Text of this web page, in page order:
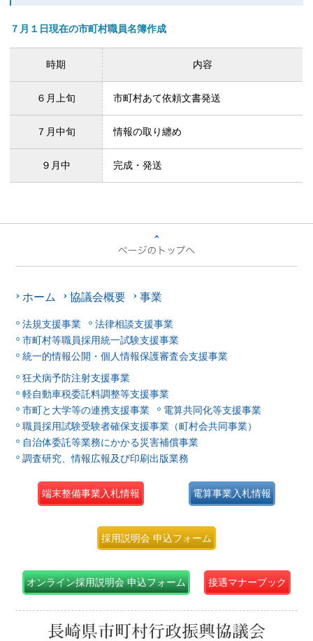
７月１日現在の市町村職員名簿作成
時期 内容
６月上旬 市町村あて依頼文書発送
７月中旬 情報の取り纏め
９月中 完成・発送
ホーム 協議会概要 事業
法規支援事業
法律相談支援事業
市町村等職員採用統一試験支援事業
統一的情報公開・個人情報保護審査会支援事業
狂犬病予防注射支援事業
軽自動車税委託料調整等支援事業
市町と大学等の連携支援事業
電算共同化等支援事業
職員採用試験受験者確保支援事業（町村会共同事業）
自治体委託等業務にかかる災害補償事業
調査研究、情報広報及び印刷出版業務
端末整備事業入札情報 電算事業入札情報
採用説明会 申込フォーム
オンライン採用説明会 申込フォーム 接遇マナーブック